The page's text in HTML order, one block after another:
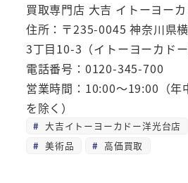
買取専門店 大吉 イトーヨー
住所：〒235-0045 神奈川県
3丁目10-3（イトーヨーカドー
電話番号：0120-345-700
営業時間：10:00～19:00（
を除く）
大吉イトーヨーカドー洋光台店
美術品
高価買取